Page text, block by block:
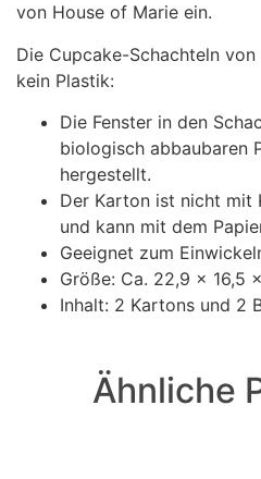
von House of Marie ein.
Die Cupcake-Schachteln
kein Plastik:
Die Fenster in den
biologisch abbaubaren
hergestellt.
Der Karton ist nicht mit
und kann mit dem
Geeignet zum
Größe: Ca. 22,9 x 16,5
Inhalt: 2 Kartons und 2
Ähnliche